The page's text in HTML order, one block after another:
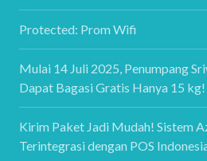
Protected: Prom Wifi
Mulai 14 Juli 2025, Penumpang
Dapat Bagasi Gratis Hanya 15 kg!
Kirim Paket Jadi Mudah! Sistem
Terintegrasi dengan POS